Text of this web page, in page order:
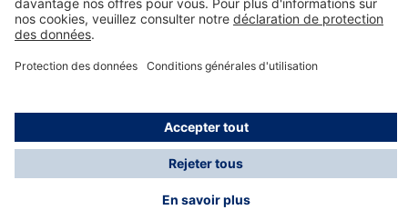
Informations
*Les taxes et les frais d'expédition ne sont pas inclus
dans les prix indiqués, sauf mention contraire. Des frais
supplémentaires peuvent s'appliquer.